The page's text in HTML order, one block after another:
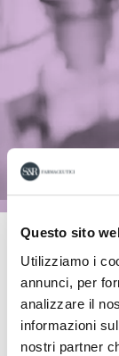
Questo sito
Utilizziamo i
annunci, per
analizzare il
informazioni
nostri partner
Next page